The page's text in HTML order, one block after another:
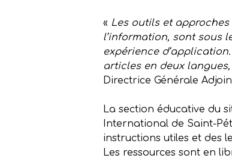
« Les outils et
l’information, sont sous
expérience
articles en deux
Directrice Générale
La section éducative du
International de Saint-
instructions utiles et des
Les ressources sont en